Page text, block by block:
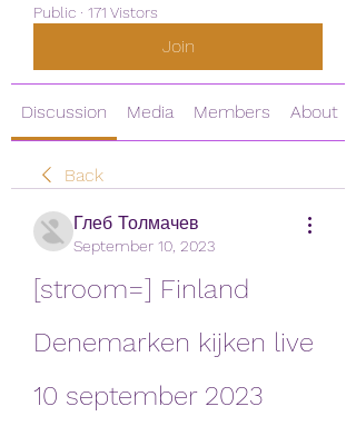
Public · 171 Vistors
Join
Discussion Media Members About
Back
Глеб Толмачев
September 10, 2023
[stroom=] Finland
Denemarken kijken live
10 september 2023